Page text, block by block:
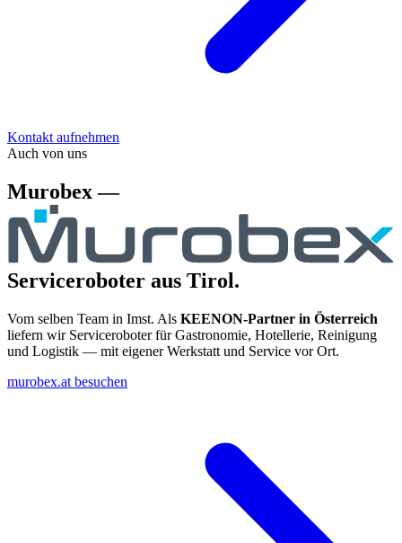
Kontakt aufnehmen
Auch von uns
Murobex —
Serviceroboter aus Tirol.
Vom selben Team in Imst. Als KEENON-Partner in Österreich
liefern wir Serviceroboter für Gastronomie, Hotellerie, Reinigung
und Logistik — mit eigener Werkstatt und Service vor Ort.
murobex.at besuchen